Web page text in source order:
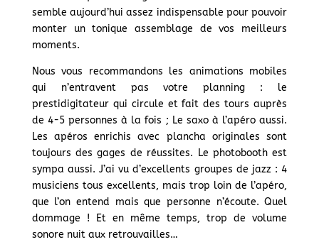
semble aujourd’hui assez indispensable pour pouvoir
monter un tonique assemblage de vos meilleurs
moments.
Nous vous recommandons les animations mobiles
qui n’entravent pas votre planning : le
prestidigitateur qui circule et fait des tours auprès
de 4-5 personnes à la fois ; Le saxo à l’apéro aussi.
Les apéros enrichis avec plancha originales sont
toujours des gages de réussites. Le photobooth est
sympa aussi. J’ai vu d’excellents groupes de jazz : 4
musiciens tous excellents, mais trop loin de l’apéro,
que l’on entend mais que personne n’écoute. Quel
dommage ! Et en même temps, trop de volume
sonore nuit aux retrouvailles…